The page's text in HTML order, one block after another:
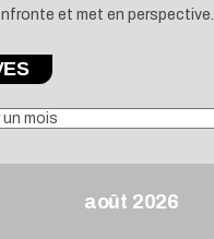
et met en perspective.
août 2026